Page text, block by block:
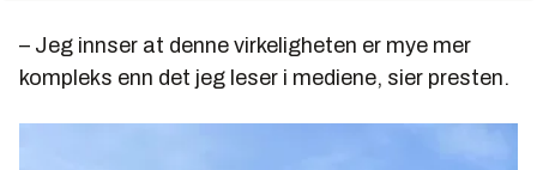
– Jeg innser at denne virkeligheten er mye mer
kompleks enn det jeg leser i mediene, sier presten.